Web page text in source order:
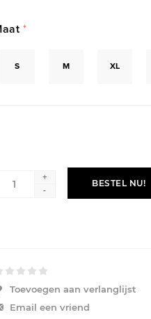
*
S M XL
+
-
BESTEL NU!
Toevoegen aan verlanglijst
Email een vriend